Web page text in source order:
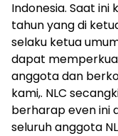
Indonesia. Saat
tahun yang di
selaku ketua
dapat
anggota dan
kami,. NLC
berharap even ini
seluruh anggota